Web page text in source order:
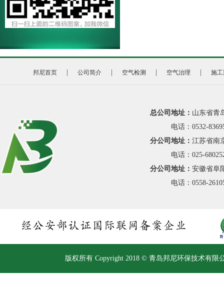
邦尼首页 公司简介 空气检测 空气治理 施
总公司地址： 山东省青
电话：0532-
分公司地址： 江苏省南
电话：025-
分公司地址： 安徽省阜
电话：0558-
版权所有 Copyright 2018 © 青岛邦尼环保技术有限